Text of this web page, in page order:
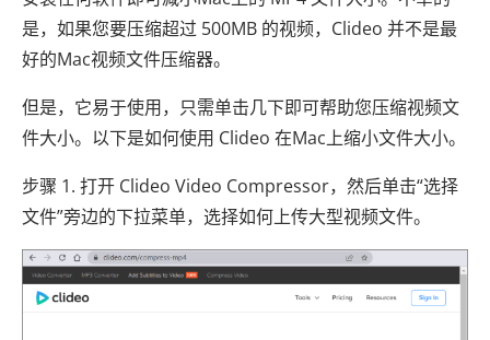
是，如果您要压缩超过 500MB 的视频，Clideo 并不是最
好的Mac视频文件压缩器。
但是，它易于使用，只需单击几下即可帮助您压缩视频文
件大小。以下是如何使用 Clideo 在Mac上缩小文件大小。
步骤 1. 打开 Clideo Video Compressor，然后单击“选择
文件”旁边的下拉菜单，选择如何上传大型视频文件。